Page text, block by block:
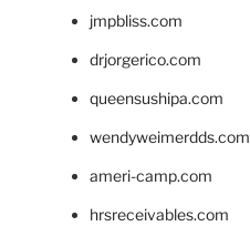
jmpbliss.com
drjorgerico.com
queensushipa.com
wendyweimerdds.com
ameri-camp.com
hrsreceivables.com